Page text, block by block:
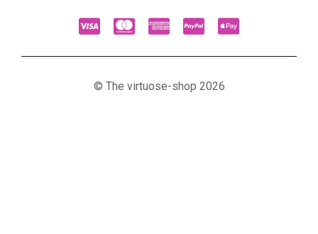
© The virtuose-shop 2026